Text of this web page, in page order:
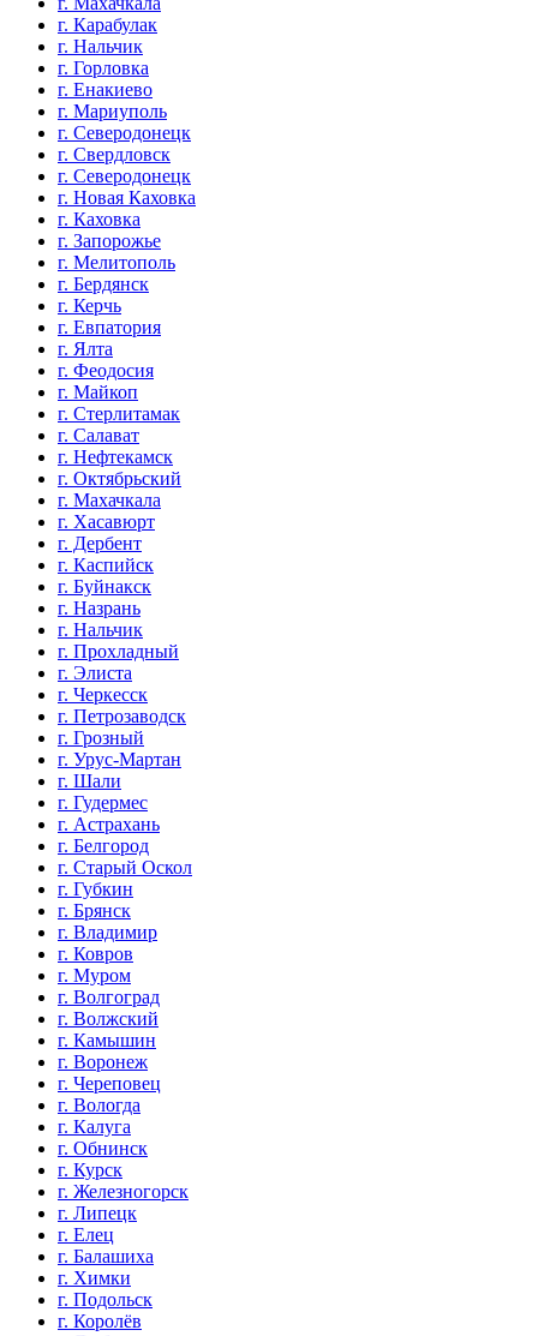
г. Карабулак
г. Нальчик
г. Горловка
г. Енакиево
г. Мариуполь
г. Северодонецк
г. Свердловск
г. Северодонецк
г. Новая Каховка
г. Каховка
г. Запорожье
г. Мелитополь
г. Бердянск
г. Керчь
г. Евпатория
г. Ялта
г. Феодосия
г. Майкоп
г. Стерлитамак
г. Салават
г. Нефтекамск
г. Октябрьский
г. Махачкала
г. Хасавюрт
г. Дербент
г. Каспийск
г. Буйнакск
г. Назрань
г. Нальчик
г. Прохладный
г. Элиста
г. Черкесск
г. Петрозаводск
г. Грозный
г. Урус-Мартан
г. Шали
г. Гудермес
г. Астрахань
г. Белгород
г. Старый Оскол
г. Губкин
г. Брянск
г. Владимир
г. Ковров
г. Муром
г. Волгоград
г. Волжский
г. Камышин
г. Воронеж
г. Череповец
г. Вологда
г. Калуга
г. Обнинск
г. Курск
г. Железногорск
г. Липецк
г. Елец
г. Балашиха
г. Химки
г. Подольск
г. Королёв